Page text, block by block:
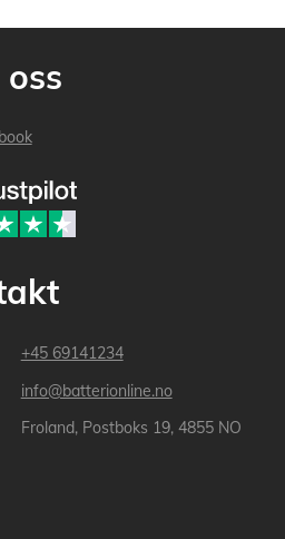
oss
+45 69141234
info@batterionline.no
Froland, Postboks 19, 4855 NO